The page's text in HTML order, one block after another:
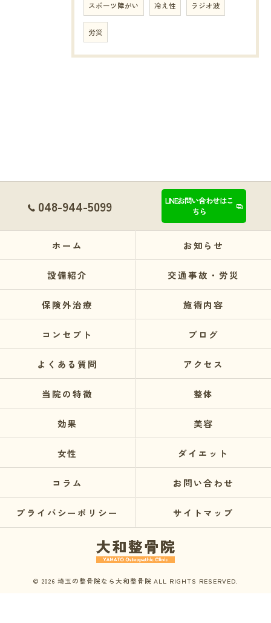
スポーツ障がい 冷え性 ラジオ波
労災
048-944-5099
LINEお問い合わせはこ
ちら
ホーム お知らせ
設備紹介 交通事故・労災
保険外治療 施術内容
コンセプト ブログ
よくある質問 アクセス
当院の特徴 整体
効果 美容
女性 ダイエット
コラム お問い合わせ
プライバシーポリシー サイトマップ
© 2026 埼玉の整骨院なら大和整骨院 ALL RIGHTS RESERVED.